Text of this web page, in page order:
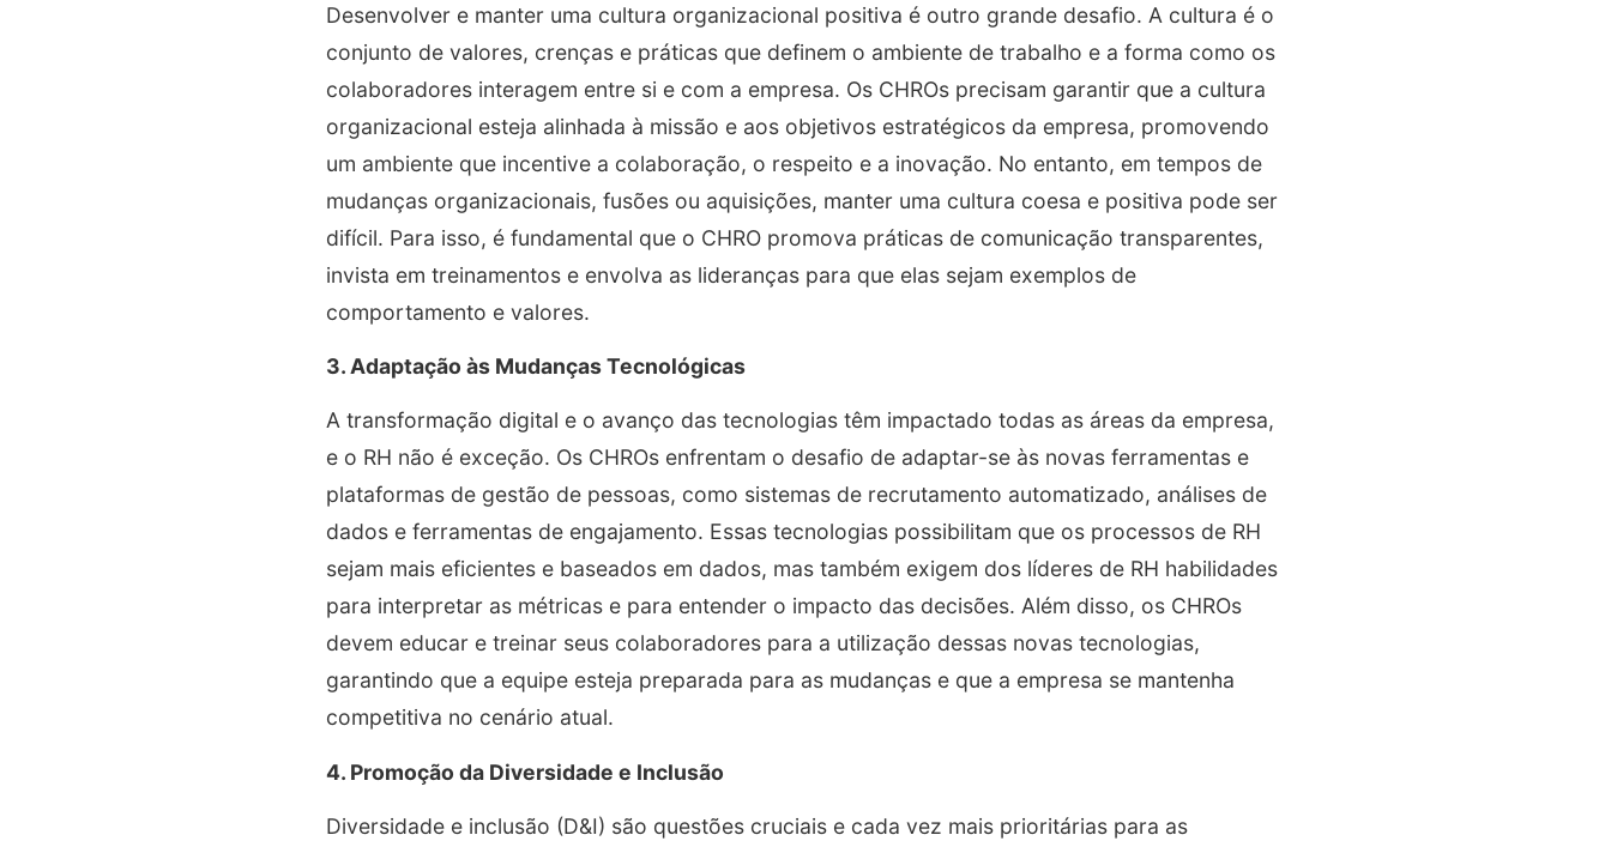
Desenvolver e manter uma cultura organizacional positiva é outro grande desafio. A cultura é o
conjunto de valores, crenças e práticas que definem o ambiente de trabalho e a forma como os
colaboradores interagem entre si e com a empresa. Os CHROs precisam garantir que a cultura
organizacional esteja alinhada à missão e aos objetivos estratégicos da empresa, promovendo
um ambiente que incentive a colaboração, o respeito e a inovação. No entanto, em tempos de
mudanças organizacionais, fusões ou aquisições, manter uma cultura coesa e positiva pode ser
difícil. Para isso, é fundamental que o CHRO promova práticas de comunicação transparentes,
invista em treinamentos e envolva as lideranças para que elas sejam exemplos de
comportamento e valores.
3. Adaptação às Mudanças Tecnológicas
A transformação digital e o avanço das tecnologias têm impactado todas as áreas da empresa,
e o RH não é exceção. Os CHROs enfrentam o desafio de adaptar-se às novas ferramentas e
plataformas de gestão de pessoas, como sistemas de recrutamento automatizado, análises de
dados e ferramentas de engajamento. Essas tecnologias possibilitam que os processos de RH
sejam mais eficientes e baseados em dados, mas também exigem dos líderes de RH habilidades
para interpretar as métricas e para entender o impacto das decisões. Além disso, os CHROs
devem educar e treinar seus colaboradores para a utilização dessas novas tecnologias,
garantindo que a equipe esteja preparada para as mudanças e que a empresa se mantenha
competitiva no cenário atual.
4. Promoção da Diversidade e Inclusão
Diversidade e inclusão (D&I) são questões cruciais e cada vez mais prioritárias para as